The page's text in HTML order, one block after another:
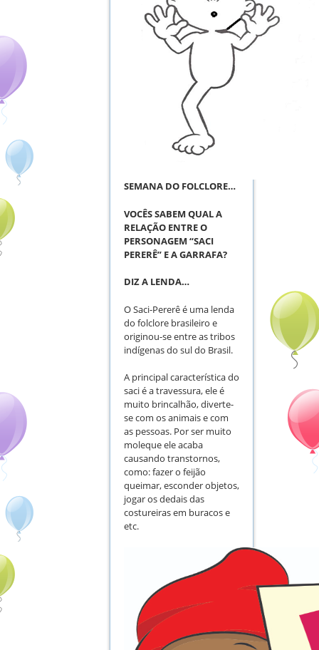
SEMANA DO FOLCLORE…
VOCÊS SABEM QUAL A
RELAÇÃO ENTRE O
PERSONAGEM “SACI
PERERÊ” E A GARRAFA?
DIZ A LENDA…
O Saci-Pererê é uma lenda
do folclore brasileiro e
originou-se entre as tribos
indígenas do sul do Brasil.
A principal característica do
saci é a travessura, ele é
muito brincalhão, diverte-
se com os animais e com
as pessoas. Por ser muito
moleque ele acaba
causando transtornos,
como: fazer o feijão
queimar, esconder objetos,
jogar os dedais das
costureiras em buracos e
etc.